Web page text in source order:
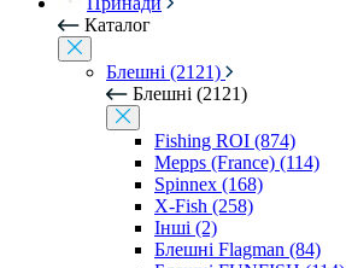
Каталог
Блешні (2121)
Блешні (2121)
Fishing ROI (874)
Mepps (France) (114)
Spinnex (168)
X-Fish (258)
Інші (2)
Блешні Flagman (84)